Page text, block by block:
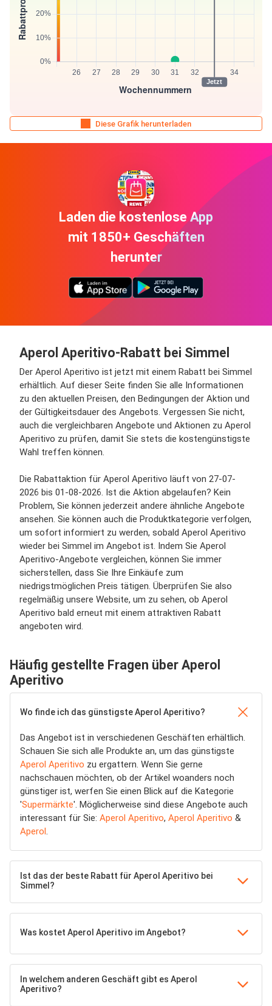
Diese Grafik herunterladen
Laden die kostenlose App
mit 1850+ Geschäften
herunter
Aperol Aperitivo-Rabatt bei Simmel
Der Aperol Aperitivo ist jetzt mit einem Rabatt bei Simmel
erhältlich. Auf dieser Seite finden Sie alle Informationen
zu den aktuellen Preisen, den Bedingungen der Aktion und
der Gültigkeitsdauer des Angebots. Vergessen Sie nicht,
auch die vergleichbaren Angebote und Aktionen zu Aperol
Aperitivo zu prüfen, damit Sie stets die kostengünstigste
Wahl treffen können.
Die Rabattaktion für Aperol Aperitivo läuft von 27-07-
2026 bis 01-08-2026. Ist die Aktion abgelaufen? Kein
Problem, Sie können jederzeit andere ähnliche Angebote
ansehen. Sie können auch die Produktkategorie verfolgen,
um sofort informiert zu werden, sobald Aperol Aperitivo
wieder bei Simmel im Angebot ist. Indem Sie Aperol
Aperitivo-Angebote vergleichen, können Sie immer
sicherstellen, dass Sie Ihre Einkäufe zum
niedrigstmöglichen Preis tätigen. Überprüfen Sie also
regelmäßig unsere Website, um zu sehen, ob Aperol
Aperitivo bald erneut mit einem attraktiven Rabatt
angeboten wird.
Häufig gestellte Fragen über Aperol
Aperitivo
Wo finde ich das günstigste Aperol Aperitivo?
Das Angebot ist in verschiedenen Geschäften erhältlich.
Schauen Sie sich alle Produkte an, um das günstigste
Aperol Aperitivo zu ergattern. Wenn Sie gerne
nachschauen möchten, ob der Artikel woanders noch
günstiger ist, werfen Sie einen Blick auf die Kategorie
'Supermärkte'. Möglicherweise sind diese Angebote auch
interessant für Sie: Aperol Aperitivo, Aperol Aperitivo &
Aperol.
Ist das der beste Rabatt für Aperol Aperitivo bei
Simmel?
Was kostet Aperol Aperitivo im Angebot?
In welchem anderen Geschäft gibt es Aperol
Aperitivo?